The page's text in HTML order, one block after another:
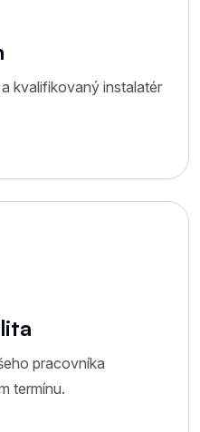
kvalifikovaný instalatér
pracovníka
termínu.